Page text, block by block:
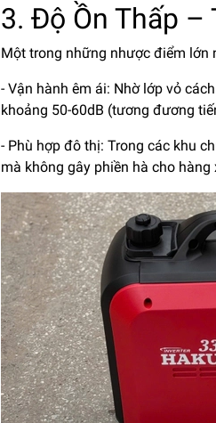
3. Độ Ồn Thấp –
Một trong những nhược điểm lớn
- Vận hành êm ái: Nhờ lớp vỏ
khoảng 50-60dB (tương đương
- Phù hợp đô thị: Trong các khu
mà không gây phiền hà cho hàng